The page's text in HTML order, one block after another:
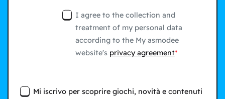
I agree to the collection and
treatment of my personal data
according to the My asmodee
website's privacy agreement
Mi iscrivo per scoprire giochi, novità e contenuti